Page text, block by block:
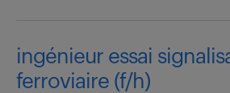
ingénieur essai
ferroviaire (f/h)